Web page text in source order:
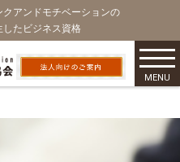
アンドモチベーションの
たビジネス資格
MENU